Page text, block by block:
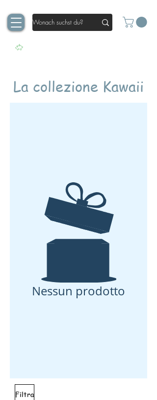
La collezione Kawaii
Nessun prodotto
Filtra